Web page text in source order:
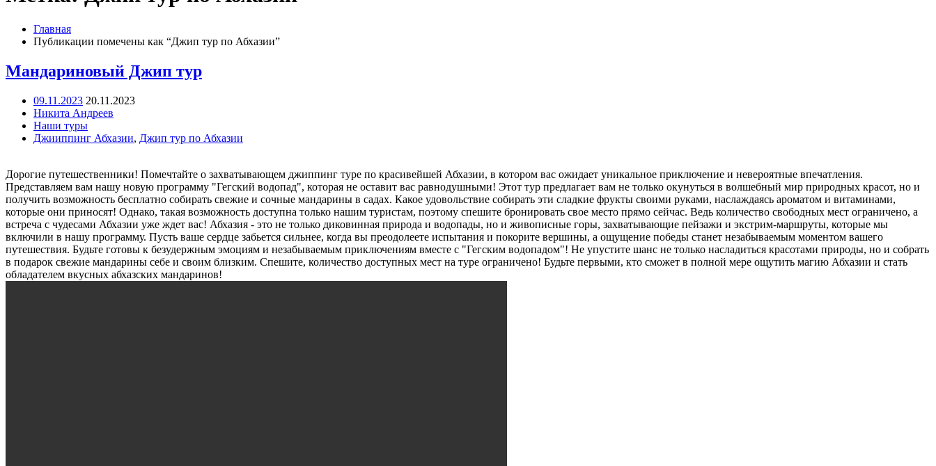
Главная
Публикации помечены как “Джип тур по Абхазии”
Мандариновый Джип тур
09.11.2023 20.11.2023
Никита Андреев
Наши туры
Джииппинг Абхазии, Джип тур по Абхазии
Дорогие путешественники! Помечтайте о захватывающем джиппинг туре по красивейшей Абхазии, в котором вас ожидает уникальное приключение и невероятные впечатления.
Представляем вам нашу новую программу "Гегский водопад", которая не оставит вас равнодушными! Этот тур предлагает вам не только окунуться в волшебный мир природных красот, но и
получить возможность бесплатно собирать свежие и сочные мандарины в садах. Какое удовольствие собирать эти сладкие фрукты своими руками, наслаждаясь ароматом и витаминами,
которые они приносят! Однако, такая возможность доступна только нашим туристам, поэтому спешите бронировать свое место прямо сейчас. Ведь количество свободных мест ограничено, а
встреча с чудесами Абхазии уже ждет вас! Абхазия - это не только диковинная природа и водопады, но и живописные горы, захватывающие пейзажи и экстрим-маршруты, которые мы
включили в нашу программу. Пусть ваше сердце забьется сильнее, когда вы преодолеете испытания и покорите вершины, а ощущение победы станет незабываемым моментом вашего
путешествия. Будьте готовы к безудержным эмоциям и незабываемым приключениям вместе с "Гегским водопадом"! Не упустите шанс не только насладиться красотами природы, но и собрать
в подарок свежие мандарины себе и своим близким. Спешите, количество доступных мест на туре ограничено! Будьте первыми, кто сможет в полной мере ощутить магию Абхазии и стать
обладателем вкусных абхазских мандаринов!